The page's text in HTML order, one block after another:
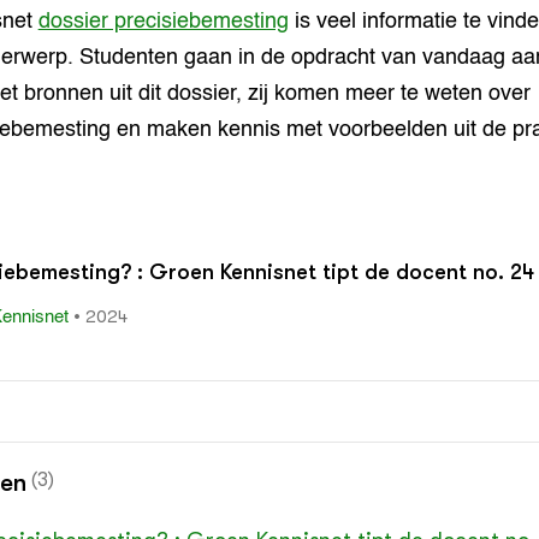
dossier precisiebemesting is veel informatie te
Studenten gaan in de opdracht van vandaag
bronnen uit dit dossier, zij komen meer te weten over
en maken kennis met voorbeelden uit de
: Groen Kennisnet tipt de docent no. 24
• 2024
(3)